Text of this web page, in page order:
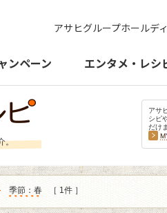
アサヒグループホールデ
ンペーン エンタメ・レシ
。
アサ
シピ
だけ
季節：春 ［ 1件 ］